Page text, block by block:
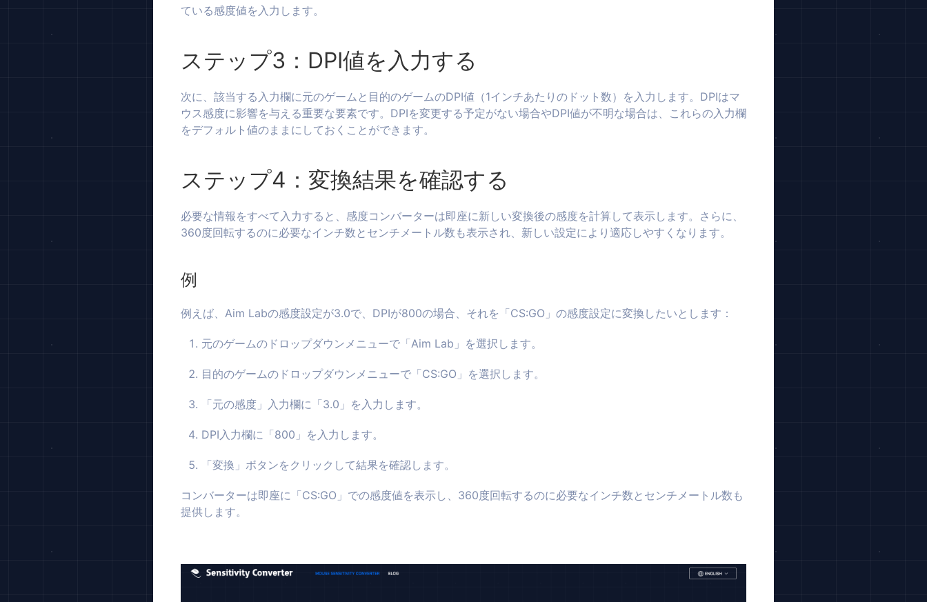
ている感度値を入力します。
ステップ3：DPI値を入力する
次に、該当する入力欄に元のゲームと目的のゲームのDPI値（1インチあたりのドット数）を入力します。DPIはマ
ウス感度に影響を与える重要な要素です。DPIを変更する予定がない場合やDPI値が不明な場合は、これらの入力欄
をデフォルト値のままにしておくことができます。
ステップ4：変換結果を確認する
必要な情報をすべて入力すると、感度コンバーターは即座に新しい変換後の感度を計算して表示します。さらに、
360度回転するのに必要なインチ数とセンチメートル数も表示され、新しい設定により適応しやすくなります。
例
例えば、Aim Labの感度設定が3.0で、DPIが800の場合、それを「CS:GO」の感度設定に変換したいとします：
元のゲームのドロップダウンメニューで「Aim Lab」を選択します。
目的のゲームのドロップダウンメニューで「CS:GO」を選択します。
「元の感度」入力欄に「3.0」を入力します。
DPI入力欄に「800」を入力します。
「変換」ボタンをクリックして結果を確認します。
コンバーターは即座に「CS:GO」での感度値を表示し、360度回転するのに必要なインチ数とセンチメートル数も
提供します。